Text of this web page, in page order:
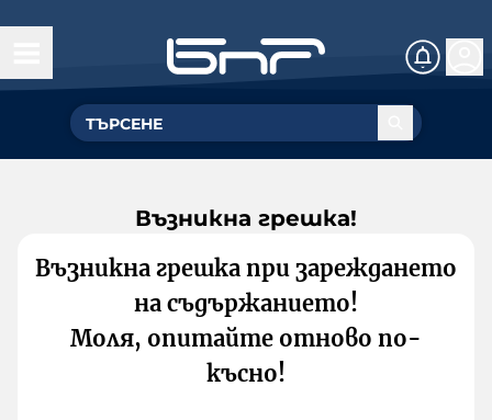
Възникна грешка!
Възникна грешка при зареждането
на съдържанието!
Моля, опитайте отново по-
късно!